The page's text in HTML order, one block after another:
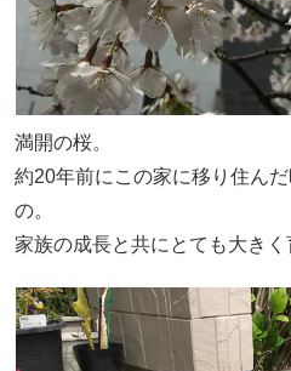
満開の桜。
約20年前にこの家に移り住ん
の。
家族の成長と共にとても大きく